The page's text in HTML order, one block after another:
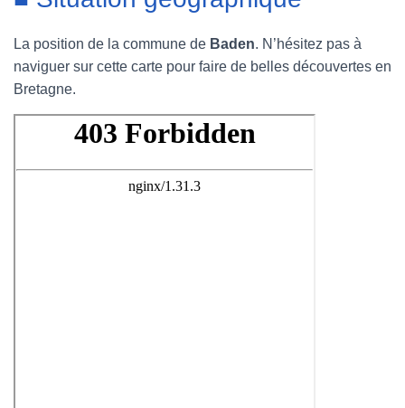
La position de la commune de Baden. N’hésitez pas à
naviguer sur cette carte pour faire de belles découvertes en
Bretagne.